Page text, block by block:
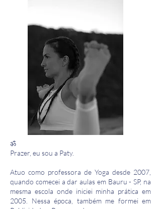
ॐ
Prazer, eu sou a Paty.
Atuo como professora de Yoga desde 2007,
quando comecei a dar aulas em Bauru - SP, na
mesma escola onde iniciei minha prática em
2005. Nessa época, também me formei em